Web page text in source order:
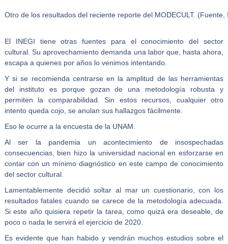
Otro de los resultados del reciente reporte del MODECULT. (Fuente,
El INEGI tiene otras fuentes para el conocimiento del sector
cultural. Su aprovechamiento demanda una labor que, hasta ahora,
escapa a quienes por años lo venimos intentando.
Y si se recomienda centrarse en la amplitud de las herramientas
del instituto es porque gozan de una metodología robusta y
permiten la comparabilidad. Sin estos recursos, cualquier otro
intento queda cojo, se anulan sus hallazgos fácilmente.
Eso le ocurre a la encuesta de la UNAM.
Al ser la pandemia un acontecimiento de insospechadas
consecuencias, bien hizo la universidad nacional en esforzarse en
contar con un mínimo diagnóstico en este campo de conocimiento
del sector cultural.
Lamentablemente decidió soltar al mar un cuestionario, con los
resultados fatales cuando se carece de la metodología adecuada.
Si este año quisiera repetir la tarea, como quizá era deseable, de
poco o nada le servirá el ejercicio de 2020.
Es evidente que han habido y vendrán muchos estudios sobre el